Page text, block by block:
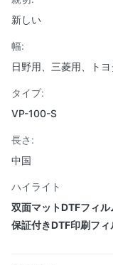
新しい
幅:
日野用、三菱用、ト
タイプ:
VP-100-S
長さ:
中国
ハイライト
双面マットDTFフィル
保証付きDTF印刷フィ